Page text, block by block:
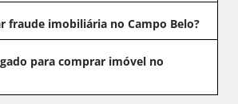
fraude imobiliária no Campo Belo?
para comprar imóvel no